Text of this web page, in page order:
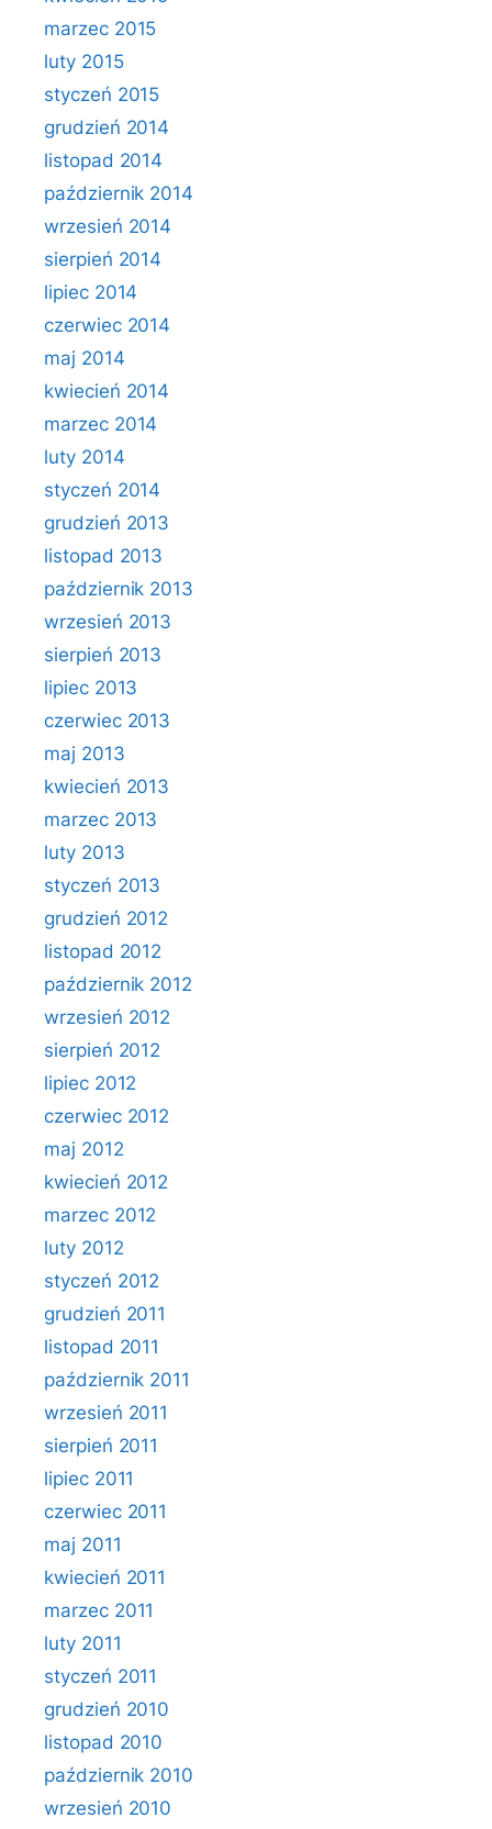
marzec 2015
luty 2015
styczeń 2015
grudzień 2014
listopad 2014
październik 2014
wrzesień 2014
sierpień 2014
lipiec 2014
czerwiec 2014
maj 2014
kwiecień 2014
marzec 2014
luty 2014
styczeń 2014
grudzień 2013
listopad 2013
październik 2013
wrzesień 2013
sierpień 2013
lipiec 2013
czerwiec 2013
maj 2013
kwiecień 2013
marzec 2013
luty 2013
styczeń 2013
grudzień 2012
listopad 2012
październik 2012
wrzesień 2012
sierpień 2012
lipiec 2012
czerwiec 2012
maj 2012
kwiecień 2012
marzec 2012
luty 2012
styczeń 2012
grudzień 2011
listopad 2011
październik 2011
wrzesień 2011
sierpień 2011
lipiec 2011
czerwiec 2011
maj 2011
kwiecień 2011
marzec 2011
luty 2011
styczeń 2011
grudzień 2010
listopad 2010
październik 2010
wrzesień 2010